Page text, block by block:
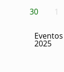
30
1
2025